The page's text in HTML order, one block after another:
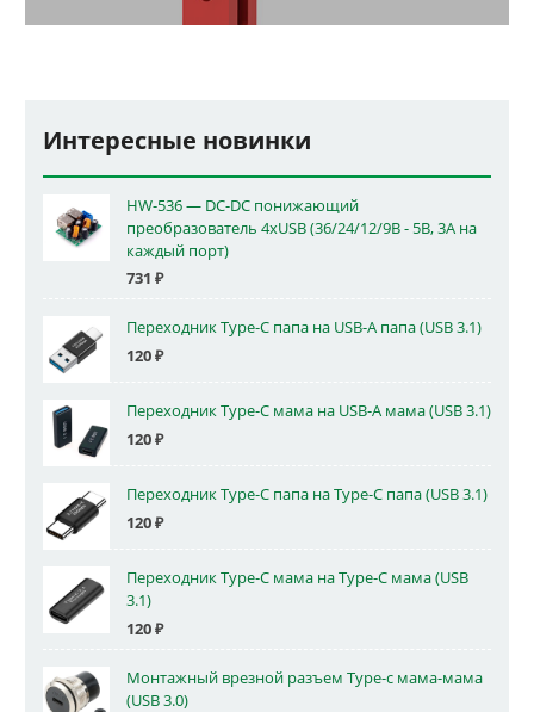
Интересные новинки
HW-536 — DC-DC понижающий
преобразователь 4xUSB (36/24/12/9В - 5В, 3А на
каждый порт)
731 ₽
Переходник Type-C папа на USB-A папа (USB 3.1)
120₽
Переходник Type-C мама на USB-A мама (USB 3.1)
120₽
Переходник Type-C папа на Type-C папа (USB 3.1)
120₽
Переходник Type-C мама на Type-C мама (USB
3.1)
120₽
Монтажный врезной разъем Type-c мама-мама
(USB 3.0)